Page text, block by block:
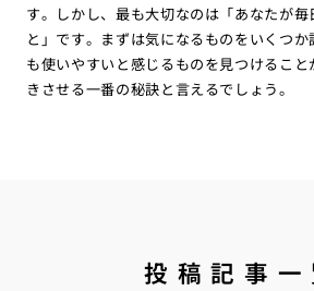
す。しかし、最も大切なのは「あなたが
と」です。まずは気になるものをいくつ
も使いやすいと感じるものを見つけるこ
きさせる一番の秘訣と言えるでしょう。
投稿記事一